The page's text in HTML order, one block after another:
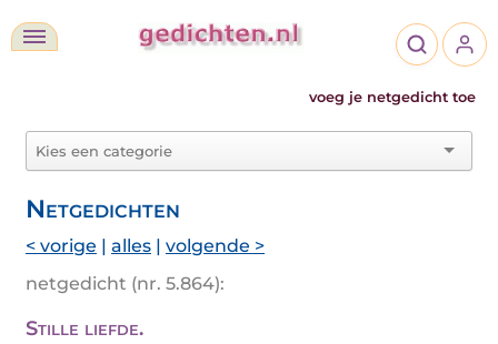
voeg je netgedicht toe
Netgedichten
< vorige | alles | volgende >
netgedicht (nr. 5.864):
Stille liefde.